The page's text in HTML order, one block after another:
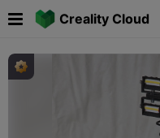
Creality Cloud